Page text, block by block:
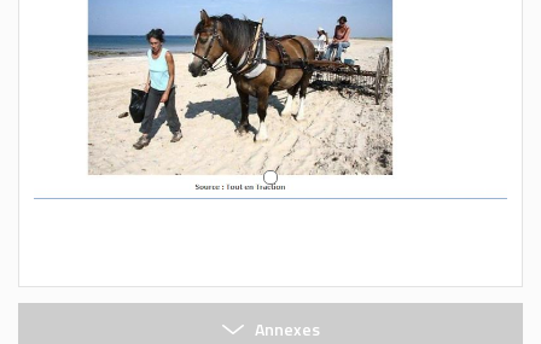
Annexes